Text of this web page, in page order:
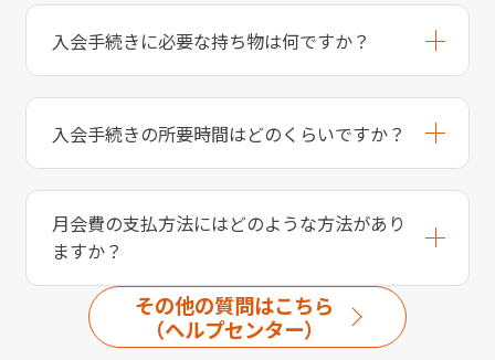
入会手続きに必要な持ち物は何ですか？
入会手続きの所要時間はどのくらいですか？
月会費の支払方法にはどのような方法があり
ますか？
その他の質問はこちら
（ヘルプセンター）